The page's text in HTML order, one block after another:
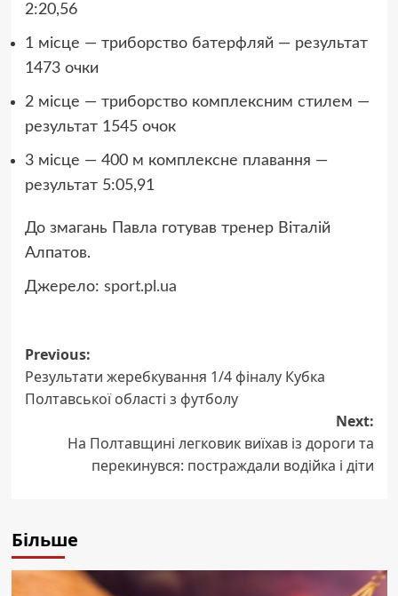
2:20,56
1 місце — триборство батерфляй — результат
1473 очки
2 місце — триборство комплексним стилем —
результат 1545 очок
3 місце — 400 м комплексне плавання —
результат 5:05,91
До змагань Павла готував тренер Віталій
Алпатов.
Джерело: sport.pl.ua
Post
navigation
Previous:
Результати жеребкування 1/4 фіналу Кубка
Полтавської області з футболу
Next:
На Полтавщині легковик виїхав із дороги та
перекинувся: постраждали водійка і діти
Більше